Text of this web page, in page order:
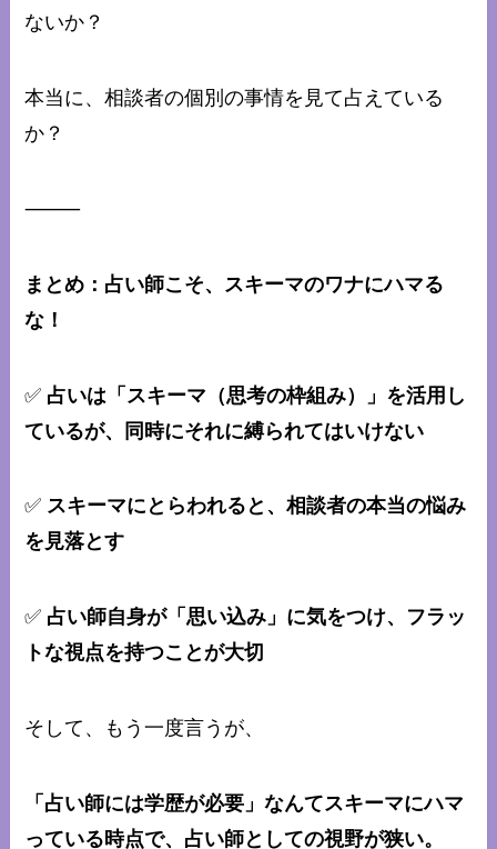
ないか？
本当に、相談者の個別の事情を見て占えている
か？
⸻
まとめ：占い師こそ、スキーマのワナにハマる
な！
✅ 占いは「スキーマ（思考の枠組み）」を活用し
ているが、同時にそれに縛られてはいけない
✅ スキーマにとらわれると、相談者の本当の悩み
を見落とす
✅ 占い師自身が「思い込み」に気をつけ、フラッ
トな視点を持つことが大切
そして、もう一度言うが、
「占い師には学歴が必要」なんてスキーマにハマ
っている時点で、占い師としての視野が狭い。